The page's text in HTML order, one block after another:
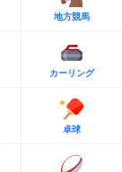
地方競馬
カーリング
卓球